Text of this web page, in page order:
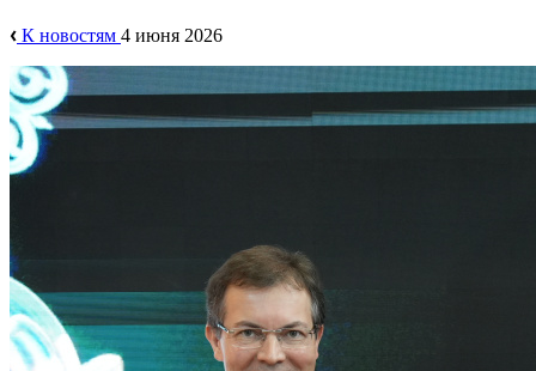
К новостям 4 июня 2026